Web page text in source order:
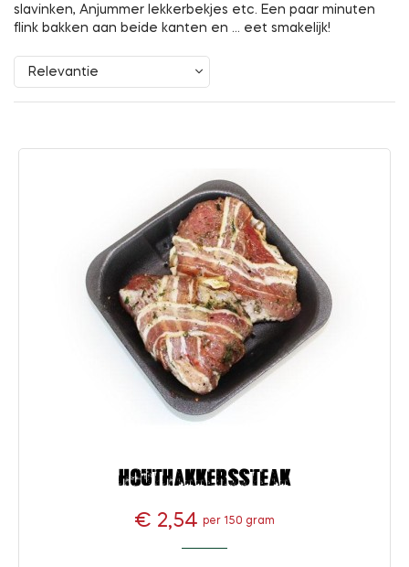
slavinken, Anjummer lekkerbekjes etc. Een paar minuten
flink bakken aan beide kanten en … eet smakelijk!
Relevantie
Houthakkerssteak
Prijs
€ 2,54 per 150 gram